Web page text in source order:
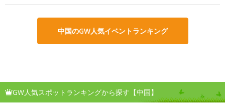
中国のGW人気イベントランキング
GW人気スポットランキングから探す【中国】